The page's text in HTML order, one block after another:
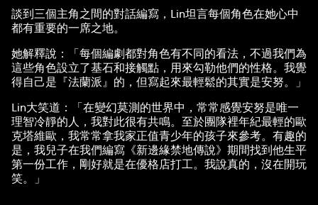
談到三個主角之間的對話編寫，Lin坦言每個角色在她心中
都有重要的一席之地。
她解釋說：「每個編劇都對角色有不同的看法，不過我們為
這些角色設立了基石和接觸點，用來勾勒他們的性格。我覺
得自己是『法蘭派』的，但寫起來最輕鬆的其實是安努。」
Lin大笑道：「在變幻莫測的世界中，常常感覺安努是唯一
理智冷靜的人，我對此很有共鳴。至於團隊裡年紀最輕的歐
克塔維歐，我常常拿我家正值青少年的孩子來參考。有趣的
是，我兒子在我們編寫《新邊緣禁地傳說》期間找到他生平
第一份工作，剛好就是在優格店打工。我說真的，沒在開玩
笑。」